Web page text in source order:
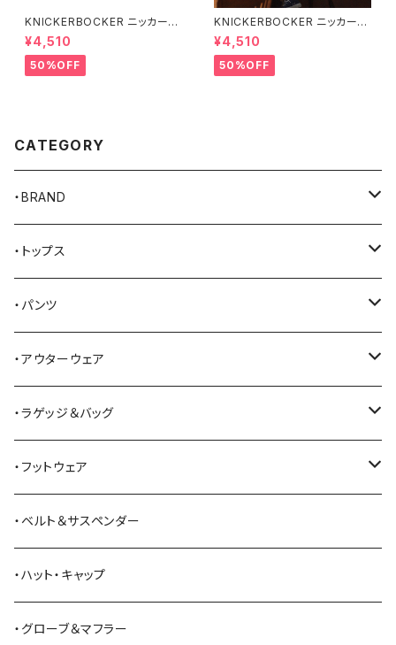
KNICKERBOCKER ニッカーボ
ッカー MILK ハンプトン Tシャ
ツ
¥4,510
50%OFF
KNICKERBOCKER ニッカーボ
ッカー GREEN ハンプトン Tシ
ャツ
¥4,510
50%OFF
CATEGORY
・BRAND
AKER
Alden
ALFONSO'S OF HOLLYWOOD LEATHER
All American Khakis
American Optical
ANDERSON BEAN BOOT CO.
Bass Pro Shops
BATTLE LAKE
・トップス
Tシャツ
シャツ
ベスト
セーター
スウェットシャツ
カーディガン
パーカー
・パンツ
ジーンズ
ワークパンツ
オーバーオール
ミリタリーパンツ
ツナギ
ジャージ・スウェット
・アウターウェア
コート
ジャケット
ベスト
・ラゲッジ＆バッグ
トートバッグ
ショルダーバッグ
リュック・バックパック
ボストンバッグ・ダッフルバッグ
・フットウェア
ブーツ
スニーカー
サンダル
・ベルト＆サスペンダー
・ハット・キャップ
・グローブ＆マフラー